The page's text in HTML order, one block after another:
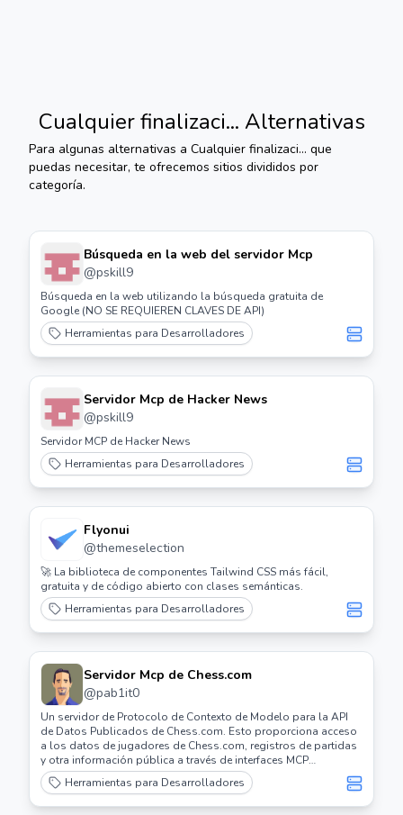
Cualquier finalizaci... Alternativas
Para algunas alternativas a Cualquier finalizaci... que
puedas necesitar, te ofrecemos sitios divididos por
categoría.
Búsqueda en la web del servidor Mcp
@pskill9
Búsqueda en la web utilizando la búsqueda gratuita de
Google (NO SE REQUIEREN CLAVES DE API)
Herramientas para Desarrolladores
Servidor Mcp de Hacker News
@pskill9
Servidor MCP de Hacker News
Herramientas para Desarrolladores
Flyonui
@themeselection
🚀 La biblioteca de componentes Tailwind CSS más fácil,
gratuita y de código abierto con clases semánticas.
Herramientas para Desarrolladores
Servidor Mcp de Chess.com
@pab1it0
Un servidor de Protocolo de Contexto de Modelo para la API
de Datos Publicados de Chess.com. Esto proporciona acceso
a los datos de jugadores de Chess.com, registros de partidas
y otra información pública a través de interfaces MCP
estandarizadas, permitiendo a los asistentes de IA buscar y
analizar información sobre ajedrez.
Herramientas para Desarrolladores